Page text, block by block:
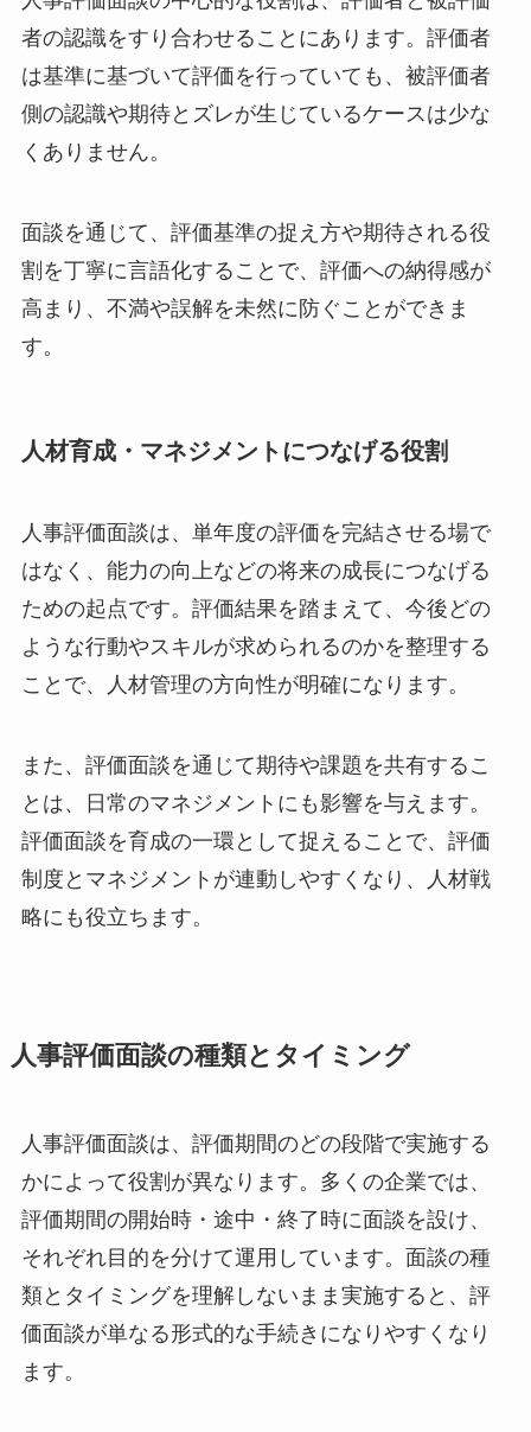
者の認識をすり合わせることにあります。評価者
は基準に基づいて評価を行っていても、被評価者
側の認識や期待とズレが生じているケースは少な
くありません。
面談を通じて、評価基準の捉え方や期待される役
割を丁寧に言語化することで、評価への納得感が
高まり、不満や誤解を未然に防ぐことができま
す。
人材育成・マネジメントにつなげる役割
人事評価面談は、単年度の評価を完結させる場で
はなく、能力の向上などの将来の成長につなげる
ための起点です。評価結果を踏まえて、今後どの
ような行動やスキルが求められるのかを整理する
ことで、人材管理の方向性が明確になります。
また、評価面談を通じて期待や課題を共有するこ
とは、日常のマネジメントにも影響を与えます。
評価面談を育成の一環として捉えることで、評価
制度とマネジメントが連動しやすくなり、人材戦
略にも役立ちます。
人事評価面談の種類とタイミング
人事評価面談は、評価期間のどの段階で実施する
かによって役割が異なります。多くの企業では、
評価期間の開始時・途中・終了時に面談を設け、
それぞれ目的を分けて運用しています。面談の種
類とタイミングを理解しないまま実施すると、評
価面談が単なる形式的な手続きになりやすくなり
ます。